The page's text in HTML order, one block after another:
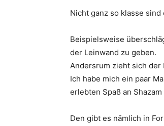
Nicht ganz so klasse
Beispielsweise
der Leinwand zu geben.
Andersrum zieht sich der
Ich habe mich ein paar
erlebten Spaß an
Den gibt es nämlich in